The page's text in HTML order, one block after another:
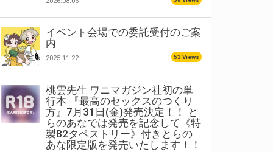
イベント会場での委託受付のご案
内
2025.11.22 53 Views
桃雲先生 ワニマガジン社初の単
行本 『最高のセックスのつくり
方』7月31日(金)発売決定！！ と
らのあなでは発売を記念して《特
製B2タペストリー》付きとらの
あな限定版を発売いたします！！